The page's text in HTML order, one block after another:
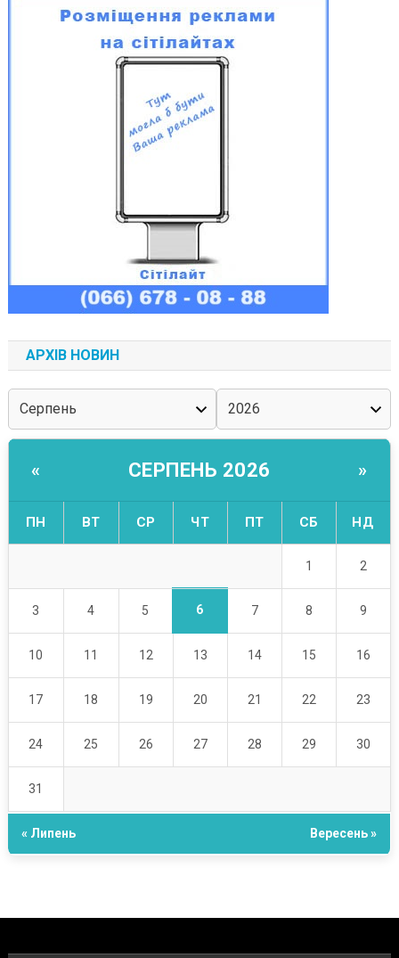
АРХІВ НОВИН
« СЕРПЕНЬ 2026 »
ПН ВТ СР ЧТ ПТ СБ НД
1 2
3 4 5 6 7 8 9
10 11 12 13 14 15 16
17 18 19 20 21 22 23
24 25 26 27 28 29 30
31
« Липень Вересень »